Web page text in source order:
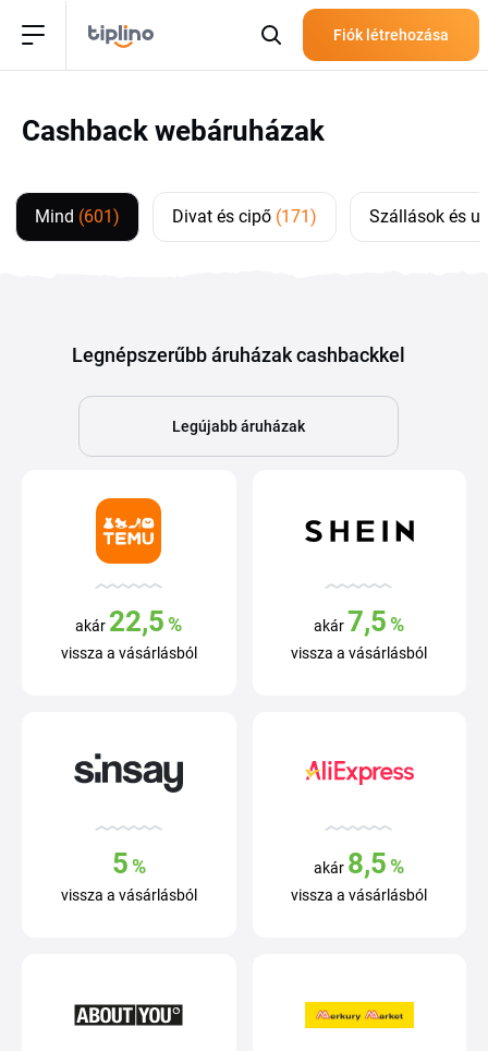
Fiók létrehozása
Cashback webáruházak
Mind (601) Divat és cipő (171) Szállások és
Legnépszerűbb áruházak cashbackkel
Legújabb áruházak
akár 22,5 %
vissza a vásárlásból
akár 7,5 %
vissza a vásárlásból
5%
vissza a vásárlásból
akár 8,5 %
vissza a vásárlásból